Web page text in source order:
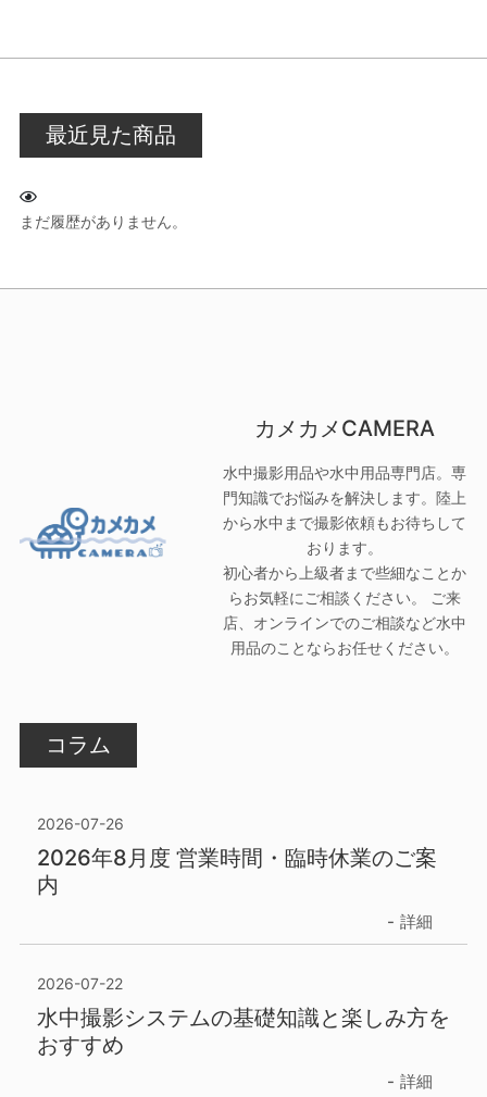
最近見た商品
まだ履歴がありません。
カメカメCAMERA
水中撮影用品や水中用品専門店。専
門知識でお悩みを解決します。陸上
から水中まで撮影依頼もお待ちして
おります。
初心者から上級者まで些細なことか
らお気軽にご相談ください。 ご来
店、オンラインでのご相談など水中
用品のことならお任せください。
コラム
2026-07-26
2026年8月度 営業時間・臨時休業のご案
内
詳細
2026-07-22
水中撮影システムの基礎知識と楽しみ方を
おすすめ
詳細